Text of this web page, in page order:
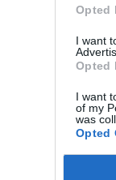
Opted
I want
Opted
I want
of my
was
Opted
2 delle 4 virtù
condizioni